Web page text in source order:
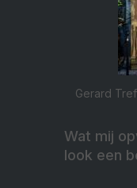
Gerard
Wat mij
look een